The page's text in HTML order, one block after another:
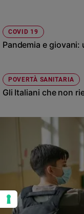
COVID 19
Pandemia e
POVERTÀ SANITARIA
Gli Italiani che non